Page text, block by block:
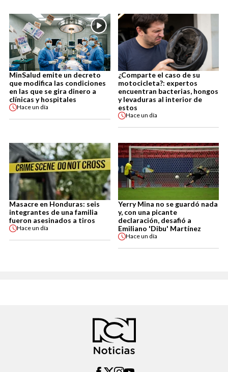
MinSalud emite un decreto
que modifica las condiciones
en las que se gira dinero a
clínicas y hospitales
Haceun día
¿Comparte el caso de su
motocicleta?: expertos
encuentran bacterias, hongos
y levaduras al interior de
estos
Haceun día
Masacre en Honduras: seis
integrantes de una familia
fueron asesinados a tiros
Haceun día
Yerry Mina no se guardó nada
y, con una picante
declaración, desafió a
Emiliano 'Dibu' Martínez
Haceun día